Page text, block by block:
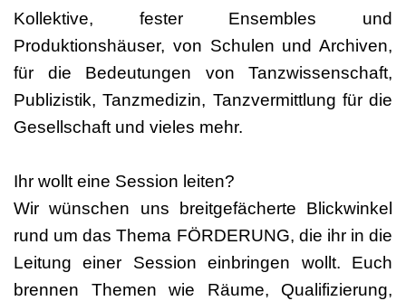
Kollektive, fester Ensembles und
Produktionshäuser, von Schulen und Archiven,
für die Bedeutungen von Tanzwissenschaft,
Publizistik, Tanzmedizin, Tanzvermittlung für die
Gesellschaft und vieles mehr.
Ihr wollt eine Session leiten?
Wir wünschen uns breitgefächerte Blickwinkel
rund um das Thema FÖRDERUNG, die ihr in die
Leitung einer Session einbringen wollt. Euch
brennen Themen wie Räume, Qualifizierung,